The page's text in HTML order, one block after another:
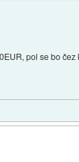
pol se bo